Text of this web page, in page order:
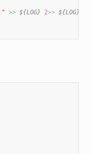
" >> ${LOG} 2>> ${LOG}